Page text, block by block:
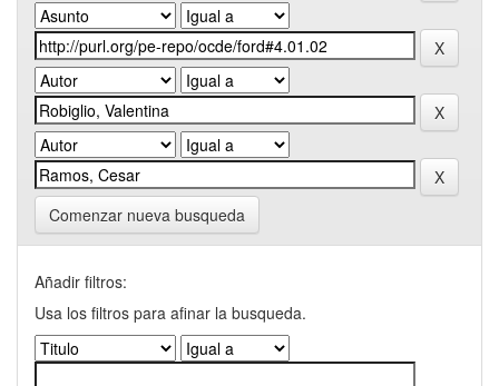
Comenzar nueva busqueda
Añadir filtros:
Usa los filtros para afinar la busqueda.